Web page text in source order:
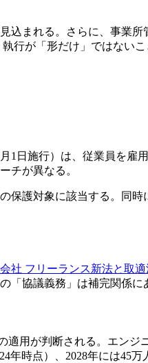
まれる。さらに、事業
行が「形だけ」ではない
日施行）は、従業員を雇
チが異なる。
護対象に該当する。同
社 フリーランス新法と取
協議義務」は補完関係に
用が判断される。エンジ
時点）、2028年には45